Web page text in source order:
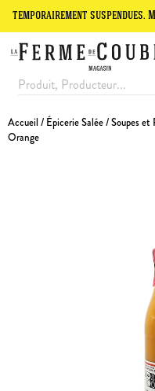
suspendues. Merci de
Accueil / Épicerie Salée/Soupes et
Orange